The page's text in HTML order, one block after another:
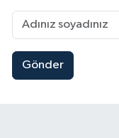
Gönder